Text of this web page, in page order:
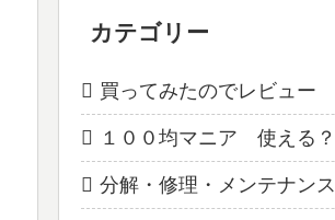
カテゴリー
買ってみたのでレビュー
１００均マニア 使える？
分解・修理・メンテナンス